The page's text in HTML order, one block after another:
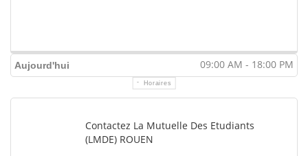
Aujourd'hui 09:00 AM - 18:00 PM
Horaires
Contactez La Mutuelle Des Etudiants
(LMDE) ROUEN